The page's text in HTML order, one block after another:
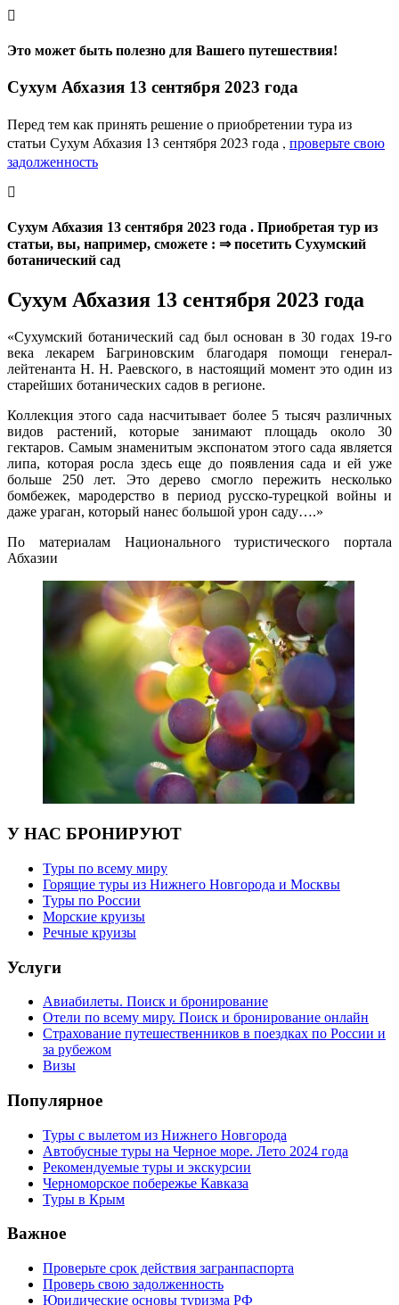
Это может быть полезно для Вашего путешествия!
Сухум Абхазия 13 сентября 2023 года
Перед тем как принять решение о приобретении тура из
статьи Сухум Абхазия 13 сентября 2023 года , проверьте свою
задолженность
Сухум Абхазия 13 сентября 2023 года . Приобретая тур из
статьи, вы, например, сможете : ⇒ посетить Сухумский
ботанический сад
Сухум Абхазия 13 сентября 2023 года
«Сухумский ботанический сад был основан в 30 годах 19-го
века лекарем Багриновским благодаря помощи генерал-
лейтенанта Н. Н. Раевского, в настоящий момент это один из
старейших ботанических садов в регионе.
Коллекция этого сада насчитывает более 5 тысяч различных
видов растений, которые занимают площадь около 30
гектаров. Самым знаменитым экспонатом этого сада является
липа, которая росла здесь еще до появления сада и ей уже
больше 250 лет. Это дерево смогло пережить несколько
бомбежек, мародерство в период русско-турецкой войны и
даже ураган, который нанес большой урон саду….»
По материалам Национального туристического портала
Абхазии
У НАС БРОНИРУЮТ
Туры по всему миру
Горящие туры из Нижнего Новгорода и Москвы
Туры по России
Морские круизы
Речные круизы
Услуги
Авиабилеты. Поиск и бронирование
Отели по всему миру. Поиск и бронирование онлайн
Страхование путешественников в поездках по России и
за рубежом
Визы
Популярное
Туры с вылетом из Нижнего Новгорода
Автобусные туры на Черное море. Лето 2024 года
Рекомендуемые туры и экскурсии
Черноморское побережье Кавказа
Туры в Крым
Важное
Проверьте срок действия загранпаспорта
Проверь свою задолженность
Юридические основы туризма РФ